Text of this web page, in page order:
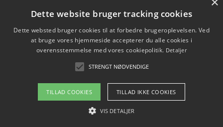
Sådan har udviklingen inden for genbrug af elektronik
ændret sig
Copyright 2026 - Pilanto Aps
Om / kontakt
Dette website bruger tracking cookies
Dette websted bruger cookies til at forbedre brugeroplevelsen. Ved
at bruge vores hjemmeside accepterer du alle cookies i
overensstemmelse med vores cookiepolitik. Detaljer
STRENGT NØDVENDIGE
TILLAD COOKIES TILLAD IKKE COOKIES
VIS DETALJER